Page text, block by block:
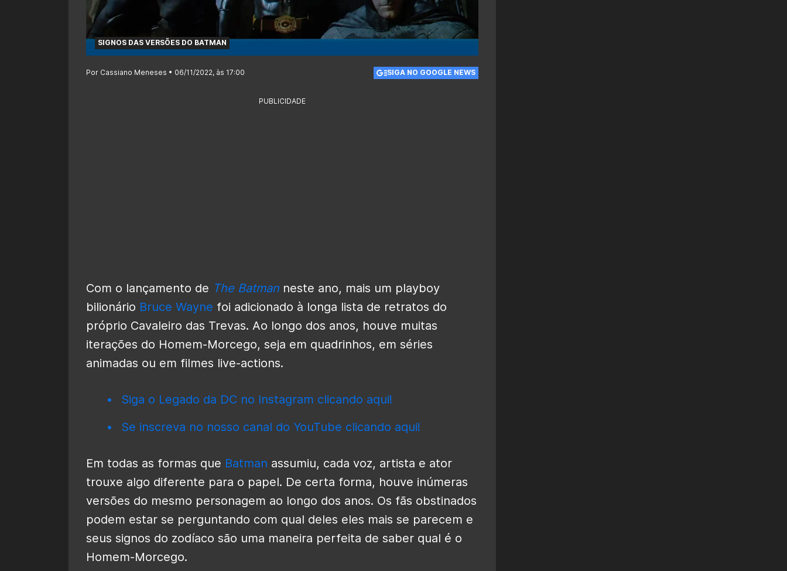
SIGNOS DAS VERSÕES DO BATMAN
Por Cassiano Meneses • 06/11/2022, às 17:00 SIGA NO GOOGLE NEWS
PUBLICIDADE
Com o lançamento de The Batman neste ano, mais um playboy
bilionário Bruce Wayne foi adicionado à longa lista de retratos do
próprio Cavaleiro das Trevas. Ao longo dos anos, houve muitas
iterações do Homem-Morcego, seja em quadrinhos, em séries
animadas ou em filmes live-actions.
Siga o Legado da DC no Instagram clicando aqui!
Se inscreva no nosso canal do YouTube clicando aqui!
Em todas as formas que Batman assumiu, cada voz, artista e ator
trouxe algo diferente para o papel. De certa forma, houve inúmeras
versões do mesmo personagem ao longo dos anos. Os fãs obstinados
podem estar se perguntando com qual deles eles mais se parecem e
seus signos do zodíaco são uma maneira perfeita de saber qual é o
Homem-Morcego.